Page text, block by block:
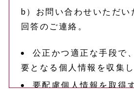
b）お問い合わせいただい
回答のご連絡。
公正かつ適正な手段で
要となる個人情報を収集し
要配慮個人情報を取得